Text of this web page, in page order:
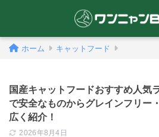
ホーム キャットフード
国産キャットフードおすすめ人気
で安全なものからグレインフリー
広く紹介！
2026年8月4日